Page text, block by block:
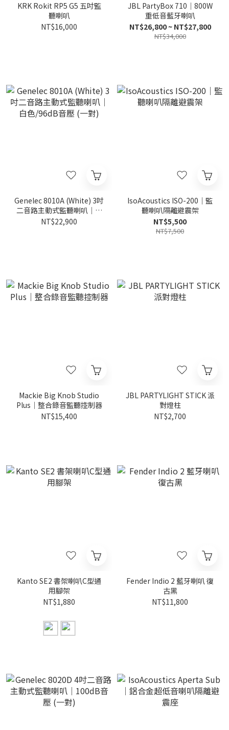
KRK Rokit RP5 G5 五吋監
聽喇叭
NT$16,000
JBL PartyBox 710｜800W
重低音藍牙喇叭
NT$26,800 ~ NT$27,800
NT$34,000
Genelec 8010A (White) 3吋
二音路主動式監聽喇叭｜白
色/96dB音壓 (一對)
NT$22,900
IsoAcoustics ISO-200｜監
聽喇叭隔離避震架
NT$5,500
NT$7,500
Mackie Big Knob Studio
Plus｜整合錄音監聽控制器
NT$15,400
JBL PARTYLIGHT STICK 派
對燈柱
NT$2,700
Kanto SE2 書架喇叭C型通
用腳架
NT$1,880
Fender Indio 2 藍牙喇叭 復
古黑
NT$11,800